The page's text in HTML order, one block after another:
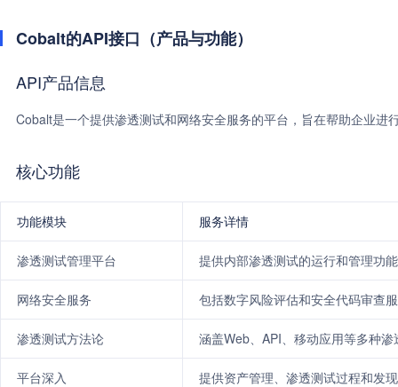
Cobalt的API接口（产品与功能）
API产品信息
Cobalt是一个提供渗透测试和网络安全服务的平台，旨在帮助企业进
核心功能
功能模块 服务详情
渗透测试管理平台 提供内部渗透测试的运行和管理功
网络安全服务 包括数字风险评估和安全代码审查
渗透测试方法论 涵盖Web、API、移动应用等多种
平台深入 提供资产管理、渗透测试过程和发